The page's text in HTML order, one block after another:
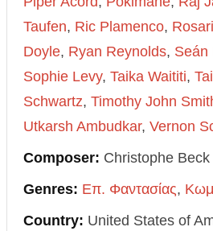
Taufen, Ric Plamenco,
Doyle, Ryan Reynolds, Seán
Sophie Levy, Taika Waititi,
Schwartz, Timothy John
Utkarsh Ambudkar, Vernon
Composer: Christophe Beck
Genres: Επ. Φαντασίας,
Country: United States of